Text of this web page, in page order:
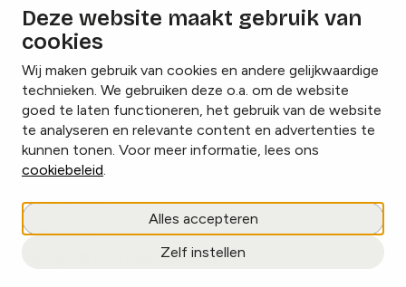
Deze website maakt gebruik van
cookies
Wij maken gebruik van cookies en andere gelijkwaardige
technieken. We gebruiken deze o.a. om de website
goed te laten functioneren, het gebruik van de website
te analyseren en relevante content en advertenties te
kunnen tonen. Voor meer informatie, lees ons
cookiebeleid.
Alles accepteren
Zelf instellen
Lees onze Festival Specials
InstagramFacebookLinkedIn
Cookies beheren
Privacy policy
copyright © 2026 Eventbranche.nl